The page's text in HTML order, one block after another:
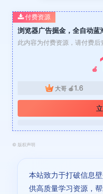
此内容为付费资源，请付费后
🍎
大哥 🍎 1.6
付费资源
© 版权声明
本站致力于打破信息
供高质量学习资源，